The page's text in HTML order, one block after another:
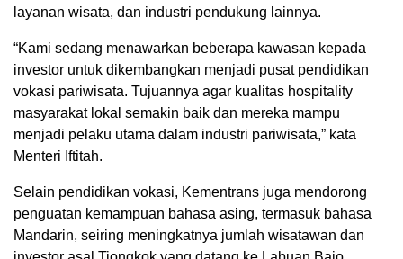
layanan wisata, dan industri pendukung lainnya.
“Kami sedang menawarkan beberapa kawasan kepada
investor untuk dikembangkan menjadi pusat pendidikan
vokasi pariwisata. Tujuannya agar kualitas hospitality
masyarakat lokal semakin baik dan mereka mampu
menjadi pelaku utama dalam industri pariwisata,” kata
Menteri Iftitah.
Selain pendidikan vokasi, Kementrans juga mendorong
penguatan kemampuan bahasa asing, termasuk bahasa
Mandarin, seiring meningkatnya jumlah wisatawan dan